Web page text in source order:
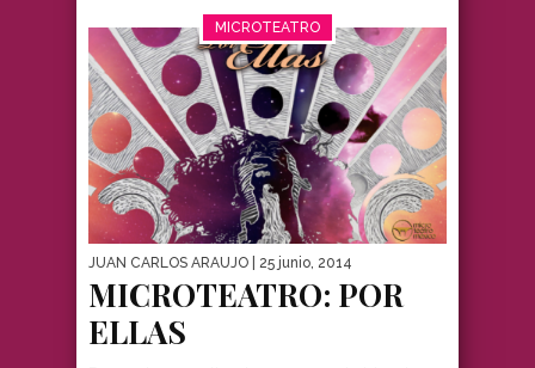
MICROTEATRO
JUAN CARLOS ARAUJO | 25 junio, 2014
MICROTEATRO: POR
ELLAS